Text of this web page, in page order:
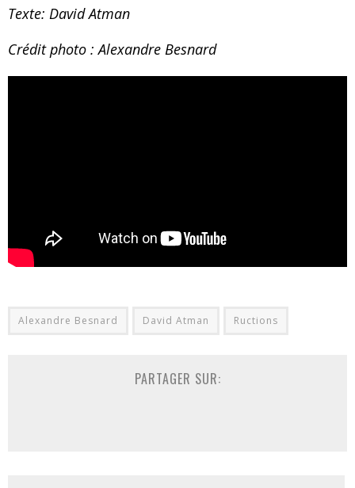
Texte: David Atman
Crédit photo : Alexandre Besnard
Alexandre Besnard David Atman Ructions
PARTAGER SUR: